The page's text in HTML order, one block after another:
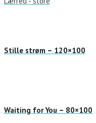
Stille strøm – 120×100
Waiting for You – 80×100